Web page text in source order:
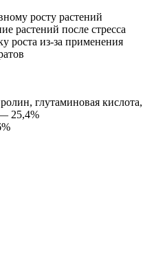
росту растений
растений после стресса
роста из-за применения
глутаминовая кислота,
25,4%